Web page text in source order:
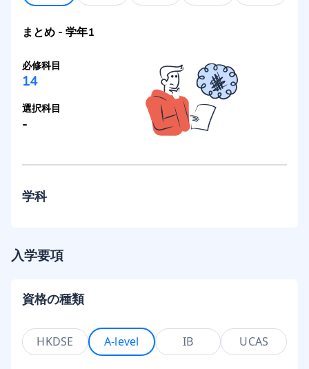
まとめ - 学年1
必修科目
14
選択科目
-
学科
入学要項
資格の種類
HKDSE A-level IB UCAS